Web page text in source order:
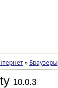
» Браузеры
10.0.3